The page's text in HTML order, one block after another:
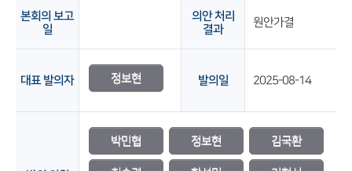
본회의 보고
일
의안 처리
결과
원안가결
대표 발의자 정보현 발의일 2025-08-14
박민협 정보현 김국환